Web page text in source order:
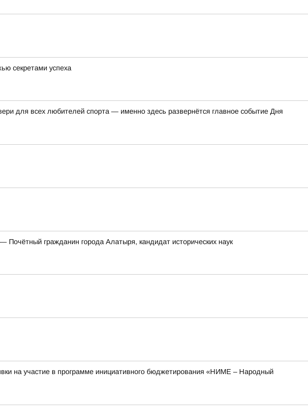
секретами успеха
для всех любителей спорта — именно здесь развернётся главное событие Дня
гражданин города Алатыря, кандидат исторических наук
на участие в программе инициативного бюджетирования «НИМЕ – Народный